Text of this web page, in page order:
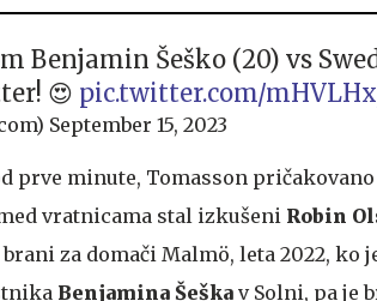
Benjamin Šeško (20) vs
😍 pic.twitter.com/
September 15, 2023
prve minute, Tomasson
vratnicama stal izkušeni Robin
za domači Malmö, leta 2022, ko
Benjamina Šeška v Solni, pa je